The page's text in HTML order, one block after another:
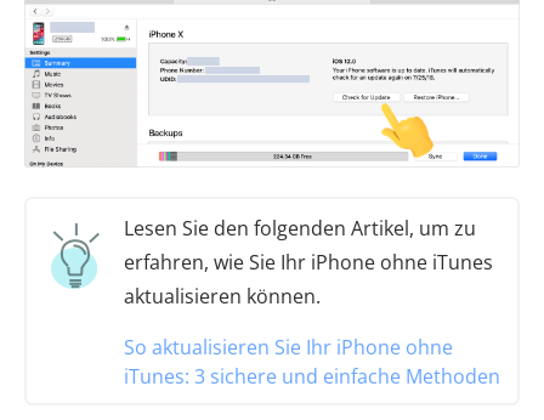
Lesen Sie den folgenden Artikel, um zu
erfahren, wie Sie Ihr iPhone ohne iTunes
aktualisieren können.
So aktualisieren Sie Ihr iPhone ohne
iTunes: 3 sichere und einfache Methoden